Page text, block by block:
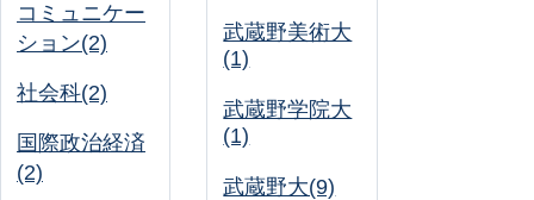
コミュニケー
ション(2)
社会科(2)
国際政治経済
(2)
武蔵野美術大
(1)
武蔵野学院大
(1)
武蔵野大(9)